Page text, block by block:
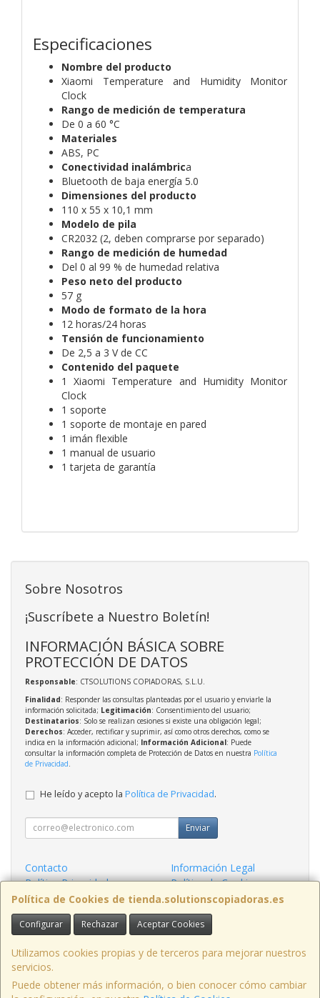
Especificaciones
Nombre del producto
Xiaomi Temperature and Humidity Monitor
Clock
Rango de medición de temperatura
De 0 a 60 °C
Materiales
ABS, PC
Conectividad inalámbrica
Bluetooth de baja energía 5.0
Dimensiones del producto
110 x 55 x 10,1 mm
Modelo de pila
CR2032 (2, deben comprarse por separado)
Rango de medición de humedad
Del 0 al 99 % de humedad relativa
Peso neto del producto
57 g
Modo de formato de la hora
12 horas/24 horas
Tensión de funcionamiento
De 2,5 a 3 V de CC
Contenido del paquete
1 Xiaomi Temperature and Humidity Monitor
Clock
1 soporte
1 soporte de montaje en pared
1 imán flexible
1 manual de usuario
1 tarjeta de garantía
Política de Cookies de tienda.solutionscopiadoras.es
Configurar Rechazar Aceptar Cookies
Utilizamos cookies propias y de terceros para mejorar nuestros
servicios.
Puede obtener más información, o bien conocer cómo cambiar
Sobre Nosotros
¡Suscríbete a Nuestro Boletín!
INFORMACIÓN BÁSICA SOBRE
PROTECCIÓN DE DATOS
Responsable: CTSOLUTIONS COPIADORAS, S.L.U.
Finalidad: Responder las consultas planteadas por el usuario y enviarle la
información solicitada; Legitimación: Consentimiento del usuario;
Destinatarios: Solo se realizan cesiones si existe una obligación legal;
Derechos: Acceder, rectificar y suprimir, así como otros derechos, como se
indica en la información adicional; Información Adicional: Puede
consultar la información completa de Protección de Datos en nuestra Política
de Privacidad
He leído y acepto la Política de Privacidad.
Enviar
Contacto
Información Legal
Política Privacidad
Política de Cookies
Condiciones de Compra
Formas de Pago
Contacto
info@solutionscopiadoras.es